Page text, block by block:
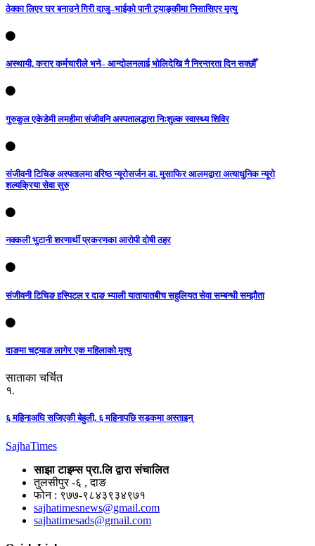
ठेक्का लिएर घर बनाउने गिरी दाजु–भाईको पानी ट्याङ्कीमा निसासिएर मृत्यु
अस्थायी, करार कर्मचारीले भने– आन्दोलनलाई भोलिदेखि नै निरन्तरता दिन सक्छौँ
गुरुकुल एकेडेमी लमहीमा संजीवनि अस्पतालद्धारा निःशुल्क स्वास्थ्य शिविर
संजीवनी टिचिङ अस्पतालमा वरिष्ठ न्यूरोसर्जन डा. मुसाफिर आलमद्वारा अत्याधुनिक न्यूरो
शल्यक्रिया सेवा सुरु
नक्कली भुटानी शरणार्थी प्रकरणका आरोपी दोषी ठहर
संजीवनी टिचिङ हस्पिटल र दाङ भ्याली यातायातबीच सहुलियत सेवा सम्बन्धी सम्झौता
दाङमा चट्याङ लागेर एक महिलाको मृत्यु
साताका चर्चित
१.
६ महिनाअघि सजिएकी बेहुली, ६ महिनापछि सडकमा अस्ताइन्
SajhaTimes
साझा टाइम्स प्रा.लि द्वारा संचालित
तुलसीपुर -६ , दाङ
फोन : ९७७-९८४३९३४९७१
sajhatimesnews@gmail.com
sajhatimesads@gmail.com